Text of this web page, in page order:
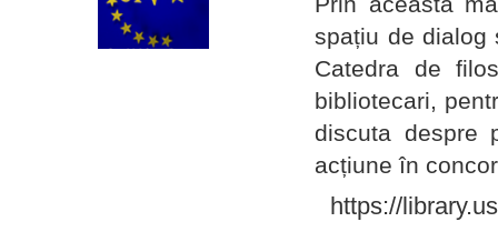
spațiu de dialog
Catedra de
bibliotecari,
discuta despre
acțiune în
https://